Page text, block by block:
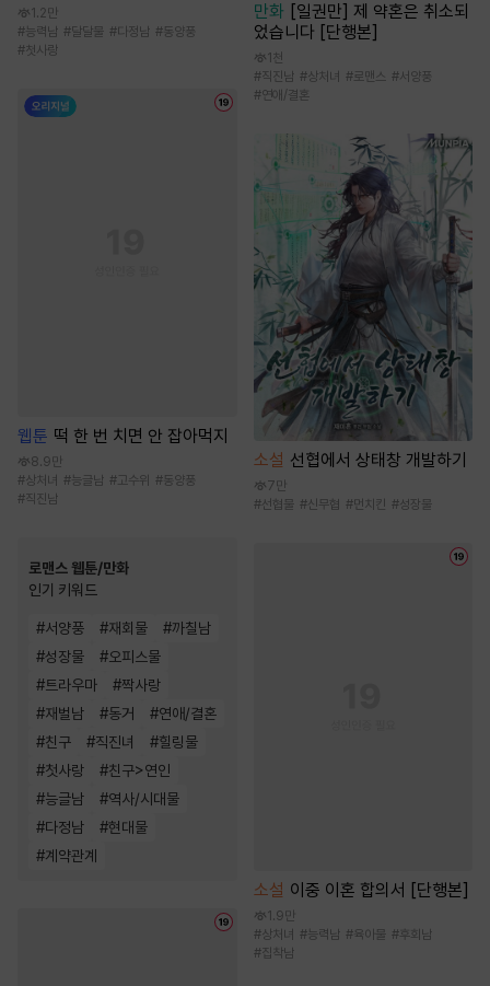
1.2만
#능력남 #달달물 #다정남 #동양풍
#첫사랑
웹툰 떡 한 번 치면 안 잡아먹지
8.9만
#상처녀 #능글남 #고수위 #동양풍
#직진남
로맨스 웹툰/만화
인기 키워드
#서양풍 #재회물 #까칠남
#성장물 #오피스물
#트라우마 #짝사랑
#재벌남 #동거 #연애/결혼
#친구 #직진녀 #힐링물
#첫사랑 #친구>연인
#능글남 #역사/시대물
#다정남 #현대물
#계약관계
만화 [일권만] 제 약혼은 취소되
었습니다 [단행본]
1천
#직진남 #상처녀 #로맨스 #서양풍
#연애/결혼
소설 선협에서 상태창 개발하기
7만
#선협물 #신무협 #먼치킨 #성장물
소설 이중 이혼 합의서 [단행본]
1.9만
#상처녀 #능력남 #육아물 #후회남
#집착남